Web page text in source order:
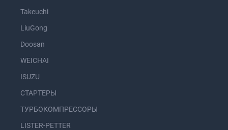
Takeuchi
LiuGong
Doosan
WEICHAI
ISUZU
СТАРТЕРЫ
ТУРБОКОМПРЕССОРЫ
LISTER-PETTER